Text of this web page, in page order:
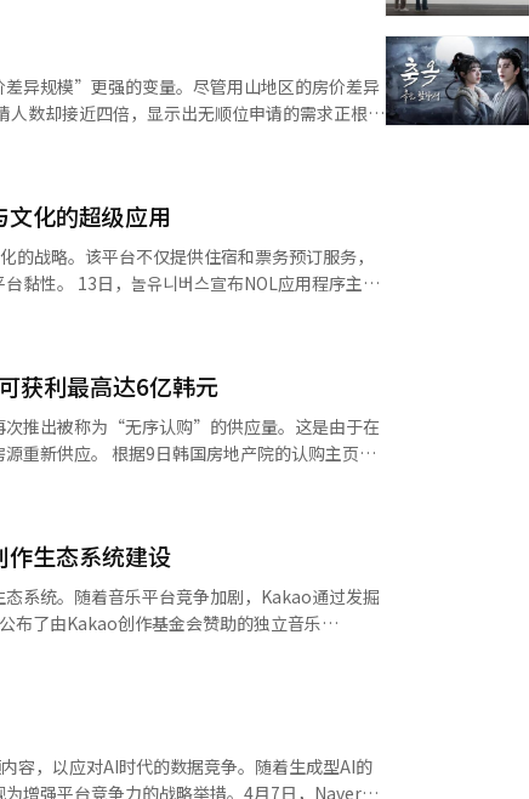
对高额市场差价的期待，仍吸引了大量申请者。
期首尔公寓价格的上涨趋势相比，这一价格被认
金虎丽辰西亚”59㎡的交易价格在上个月达
的市场差价。 该小区是通过加济区8区的重建项
住。其靠近DMC生活圈的地理位置以及新建品
越大的小区，竞争越激烈。 实际上，最近在东大
无顺位申请中，也吸引了数万名申请者。业内
一段时间内无顺位申请的过热现象将持续。 此次
期为下月2日，预计下月入住。※ 本报道经人工智
异规模”更强的变量。尽管用山地区的房价差异
数却接近四倍，显示出无顺位申请的需求正根据
大门区李文洞的“拉美安拉格兰德”55㎡的无顺
选”105㎡的无顺位申请中，仅有12299人申
价受限于房价上限政策，定价约为19816万韩
的房价差异。然而，实际的申请竞争中却出现了
签公布日相同，因此无法重复申请。最终，申请
担被认为是进入的障碍。根据现行贷款限制，15
的接近性更高。市场普遍认为，无顺位申请市场
争率，而不仅仅是房价差异的规模。一位房地产
现金富裕者的申请结构。相反，李文洞的资金负
需求。”※ 本报道经人工智能（AI）系统翻译与
文化的超级应用
的战略。该平台不仅提供住宿和票务预订服务，
用程序主页
。此次改版重在根据用户需求重新设计服务入口
息查询的所有操作，提升用户体验的整合性。 此
合在一起，而此次改版通过将演出、展览和文化
需服务。 平台内的个性化功能也
能，扩大了基于用户兴趣和使用模式的定制内容
式，提升旅行、演出、休闲和文化内容的定制推
率，超个性化技术已成为核心竞争力。 尤其
烈。住宿平台向演出和展览市场扩展，文化平台
”※ 本报道经人工智能（AI）系统翻译与编辑。
获利最高达6亿韩元
推出被称为“无序认购”的供应量。这是由于在
产院的认购主页，
量，74㎡为照顾老人的特别供应。 此次供
韩元之间。 因此，市场上出现
大，加上首尔新公寓供应受限的情况，使得认购
地
公告日，只有在过去三年内持续照顾65岁以上直
生态系统建设
系统。随着音乐平台竞争加剧，Kakao通过发掘
布了由Kakao创作基金会赞助的独立音乐
月起，该基金会在首尔弘大地区定期举办此音
绍隐藏名曲和艺术家的机会。2024年，Live
987人，比2023年增加约65%。参与艺术家数量
Kakao创作基金会认为，基金会的支持使演出费
容，以应对AI时代的数据竞争。随着生成型AI的
增强平台竞争力的战略举措。4月7日，Naver在